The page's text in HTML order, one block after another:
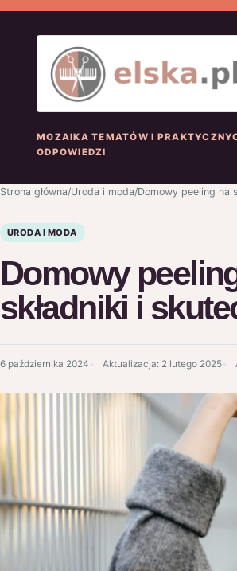
MOZAIKA TEMATÓW I
ODPOWIEDZI
Strona główna/Uroda i moda/Domowy peeling na
URODA I MODA
Domowy
składniki i
6 października 2024 Aktualizacja: 2 lutego 2025